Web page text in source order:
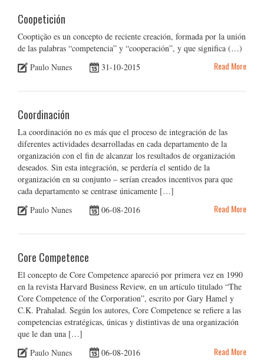
Coopetición
Cooptição es un concepto de reciente creación, formada por la unión
de las palabras “competencia” y “cooperación”, y que significa (…)
Paulo Nunes
31-10-2015 Read More
Coordinación
La coordinación no es más que el proceso de integración de las
diferentes actividades desarrolladas en cada departamento de la
organización con el fin de alcanzar los resultados de organización
deseados. Sin esta integración, se perdería el sentido de la
organización en su conjunto – serían creados incentivos para que
cada departamento se centrase únicamente […]
Paulo Nunes
06-08-2016 Read More
Core Competence
El concepto de Core Competence apareció por primera vez en 1990
en la revista Harvard Business Review, en un artículo titulado “The
Core Competence of the Corporation”, escrito por Gary Hamel y
C.K. Prahalad. Según los autores, Core Competence se refiere a las
competencias estratégicas, únicas y distintivas de una organización
que le dan una […]
Paulo Nunes
06-08-2016 Read More